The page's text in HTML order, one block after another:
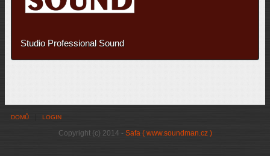
Studio Professional Sound
DOMŮ LOGIN
Copyright (c) 2014 - Safa ( www.soundman.cz )